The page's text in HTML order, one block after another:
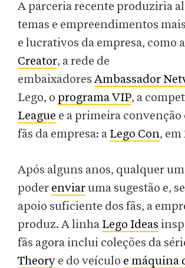
A parceria recente produziria
temas e empreendimentos
e lucrativos da empresa, como
Creator, a rede de
embaixadores Ambassador
Lego, o programa VIP, a
League e a primeira convenção
fãs da empresa: a Lego Con, em
Após alguns anos, qualquer um
poder enviaruma sugestão e,
apoio suficiente dos fãs, a
produz. A linha Lego Ideas
fãs agora inclui coleções da
Theory e do veículo e máquina